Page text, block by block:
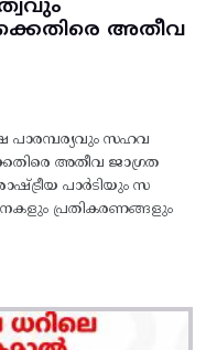
അതീവ
പാരമ്പര്യവും സഹവ
അതീവ ജാഗ്രത
പാര്‍ടിയും സ
പ്രതികരണങ്ങളും